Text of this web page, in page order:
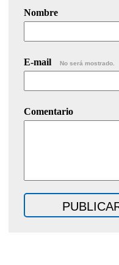
Nombre
E-mail No será mostrado.
Comentario